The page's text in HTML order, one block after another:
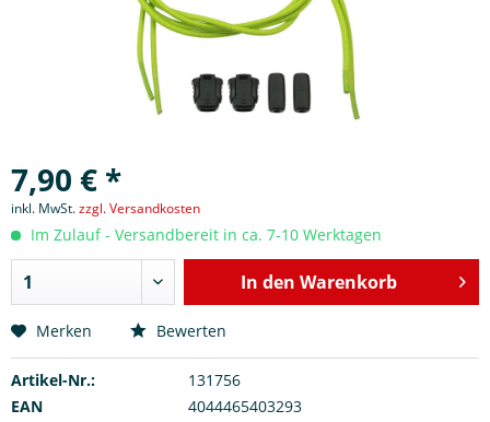
7,90 € *
inkl. MwSt.zzgl. Versandkosten
Im Zulauf - Versandbereit in ca. 7-10 Werktagen
In den Warenkorb
Merken Bewerten
Artikel-Nr.:
131756
EAN
4044465403293